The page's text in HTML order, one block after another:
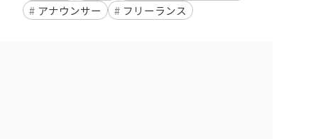
アナウンサー
フリーランス